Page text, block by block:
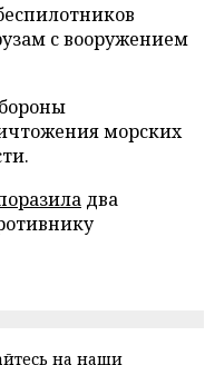
с вооружением
морских
два
на наши